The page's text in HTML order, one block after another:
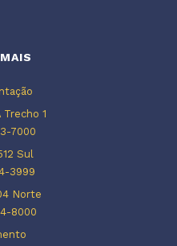
1
7000
Sul
3999
Norte
8000